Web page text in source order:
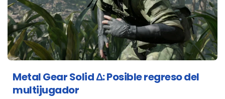
Metal Gear Solid Δ: Posible regreso del
multijugador